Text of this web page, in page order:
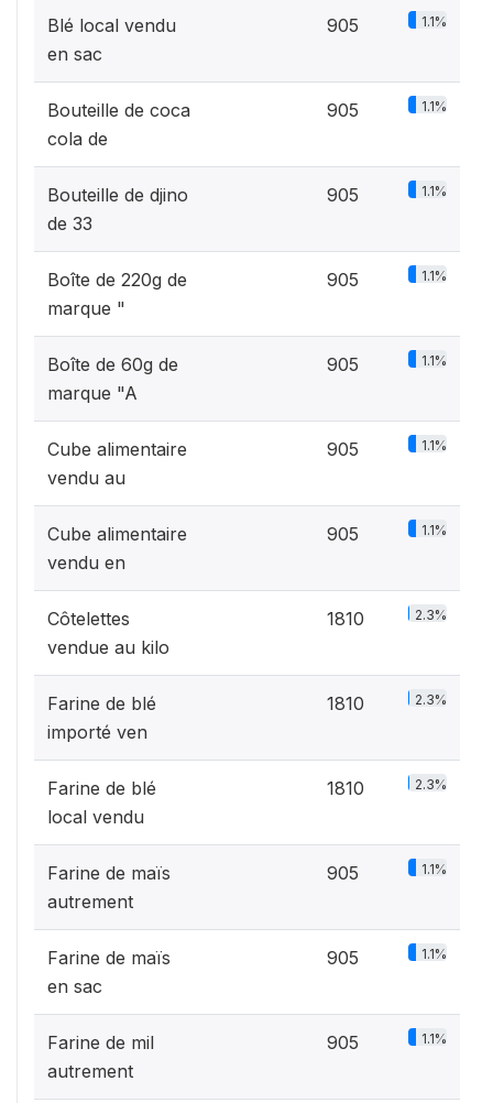
Blé local vendu
en sac
905 1.1%
Bouteille de coca
cola de
905 1.1%
Bouteille de djino
de 33
905 1.1%
Boîte de 220g de
marque "
905 1.1%
Boîte de 60g de
marque "A
905 1.1%
Cube alimentaire
vendu au
905 1.1%
Cube alimentaire
vendu en
905 1.1%
Côtelettes
vendue au kilo
1810 2.3%
Farine de blé
importé ven
1810 2.3%
Farine de blé
local vendu
1810 2.3%
Farine de maïs
autrement
905 1.1%
Farine de maïs
en sac
905 1.1%
Farine de mil
autrement
905 1.1%